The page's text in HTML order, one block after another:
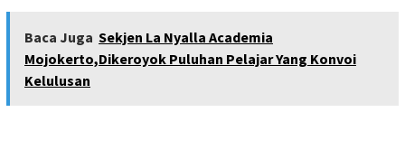
Baca Juga Sekjen La Nyalla Academia
Mojokerto,Dikeroyok Puluhan Pelajar Yang Konvoi
Kelulusan